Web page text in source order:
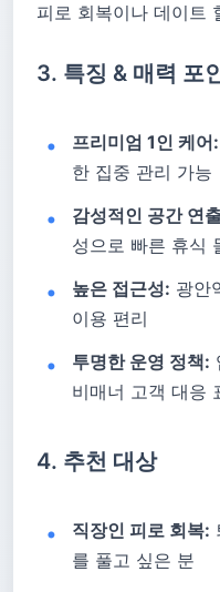
피로 회복이나 데이트
3. 특징 & 매력 포
프리미엄 1인 케어:
한 집중 관리 가능
감성적인 공간 연
성으로 빠른 휴식
높은 접근성: 광안
이용 편리
투명한 운영 정책:
비매너 고객 대응
4. 추천 대상
직장인 피로 회복:
를 풀고 싶은 분